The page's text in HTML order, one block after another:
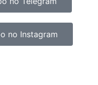
no Instagram